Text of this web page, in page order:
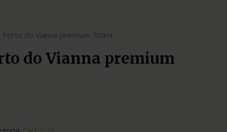
Porto do Vianna premium 700ml
do Vianna premium
Cachaças